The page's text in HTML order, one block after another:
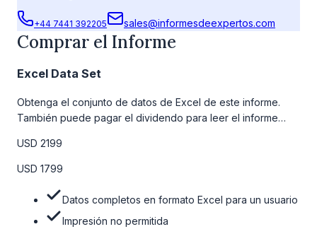
+44 7441 392205 sales@informesdeexpertos.com
Comprar el Informe
Excel Data Set
Obtenga el conjunto de datos de Excel de este informe.
También puede pagar el dividendo para leer el informe
la tabla de precios a continuación.
USD 2199
USD 1799
Datos completos en formato Excel para un usuario
Impresión no permitida